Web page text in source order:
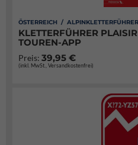
ÖSTERREICH /
KLETTERFÜHRER
TOUREN-APP
Preis: 39,95 €
(inkl. MwSt., Versandkostenfrei)